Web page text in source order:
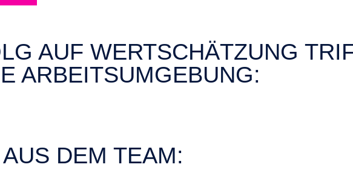
AUF WERTSCHÄTZUNG
ARBEITSUMGEBUNG:
DEM TEAM: